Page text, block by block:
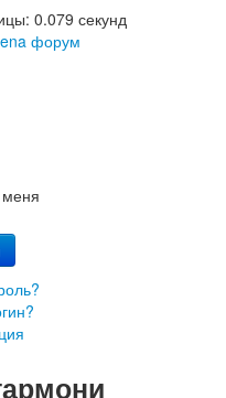
0.079 секунд
форум